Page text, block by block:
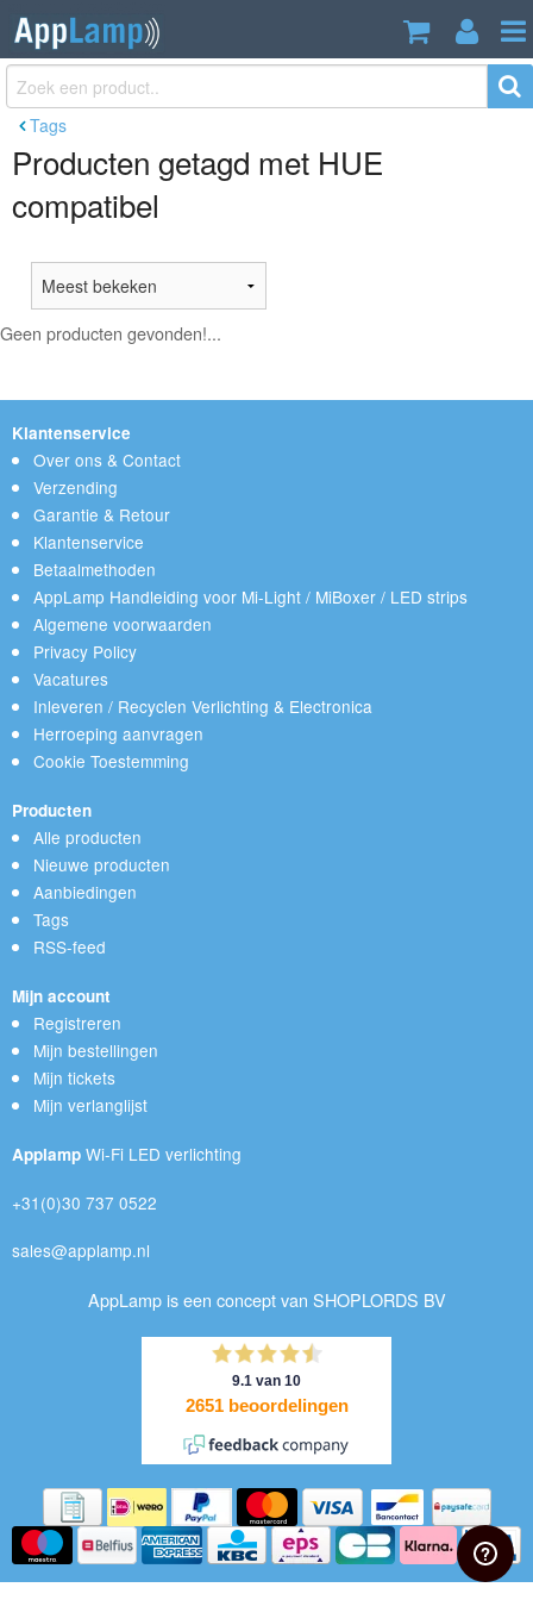
Tags
Producten getagd met HUE
compatibel
Geen producten gevonden!...
Klantenservice
Over ons & Contact
Verzending
Garantie & Retour
Klantenservice
Betaalmethoden
AppLamp Handleiding voor Mi-Light / MiBoxer / LED strips
Algemene voorwaarden
Privacy Policy
Vacatures
Inleveren / Recyclen Verlichting & Electronica
Herroeping aanvragen
Cookie Toestemming
Producten
Alle producten
Nieuwe producten
Aanbiedingen
Tags
RSS-feed
Mijn account
Registreren
Mijn bestellingen
Mijn tickets
Mijn verlanglijst
Applamp Wi-Fi LED verlichting
+31(0)30 737 0522
sales@applamp.nl
AppLamp is een concept van SHOPLORDS BV